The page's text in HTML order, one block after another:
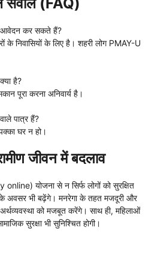
आवेदन कर सकते हैं?
के निवासियों के लिए है। शहरी लोग PMAY-U
है?
पूरा करना अनिवार्य है।
पात्र हैं?
घर न हो।
जीवन में बदलाव
योजना से न सिर्फ लोगों को सुरक्षित
के अवसर भी बढ़ेंगे। मनरेगा के तहत मजदूरी और
को मजबूत करेंगे। साथ ही, महिलाओं
सुरक्षा भी सुनिश्चित होगी।